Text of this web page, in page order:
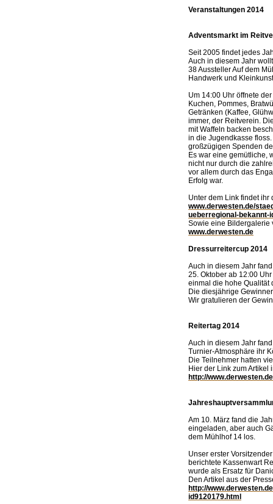
Veranstaltungen 2014
Adventsmarkt im
Seit 2005 findet jedes
Auch in diesem Jahr
38 Aussteller Auf dem
Handwerk und
Um 14:00 Uhr öffnete
Kuchen, Pommes,
Getränken (Kaffee,
immer, der Reitverein.
mit Waffeln backen
in die Jugendkasse
großzügigen Spenden
Es war eine gemütliche,
nicht nur durch die
vor allem durch das
Erfolg war.
Unter dem Link findet ihr
www.derwesten.de/
ueberregional-bekannt-
Sowie eine Bildergalerie
www.derwesten.de
Dressurreitercup 2014
Auch in diesem Jahr
25. Oktober ab 12:00
einmal die hohe Qualität
Die diesjährige
Wir gratulieren der
Reitertag 2014
Auch in diesem Jahr
Turnier-Atmosphäre ihr
Die Teilnehmer hatten
Hier der Link zum
http://
Am 10. März fand die
eingeladen, aber auch
dem Mühlhof 14 los.
Unser erster
berichtete Kassenwart
wurde als Ersatz für
Den Artikel aus der
http://
id9120179.html